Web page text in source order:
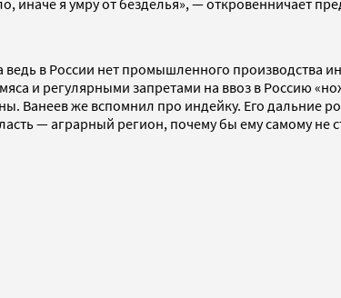
иначе я умру от безделья», — откровенничает
ведь в России нет промышленного производства
и регулярными запретами на ввоз в Россию
Ванеев же вспомнил про индейку. Его дальние
— аграрный регион, почему бы ему самому не